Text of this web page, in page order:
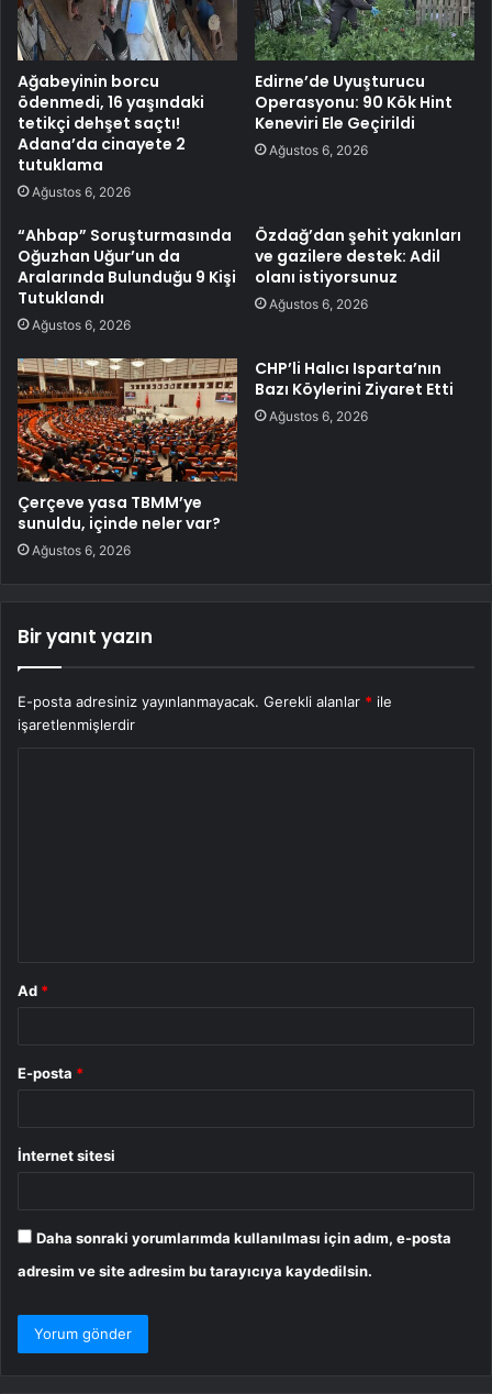
Ağabeyinin borcu
ödenmedi, 16 yaşındaki
tetikçi dehşet saçtı!
Adana’da cinayete 2
tutuklama
Ağustos 6, 2026
Edirne’de Uyuşturucu
Operasyonu: 90 Kök Hint
Keneviri Ele Geçirildi
Ağustos 6, 2026
“Ahbap” Soruşturmasında
Oğuzhan Uğur’un da
Aralarında Bulunduğu 9 Kişi
Tutuklandı
Ağustos 6, 2026
Özdağ’dan şehit yakınları
ve gazilere destek: Adil
olanı istiyorsunuz
Ağustos 6, 2026
Çerçeve yasa TBMM’ye
sunuldu, içinde neler var?
Ağustos 6, 2026
CHP’li Halıcı Isparta’nın
Bazı Köylerini Ziyaret Etti
Ağustos 6, 2026
Bir yanıt yazın
E-posta adresiniz yayınlanmayacak. Gerekli alanlar * ile
işaretlenmişlerdir
Ad *
E-posta *
İnternet sitesi
Daha sonraki yorumlarımda kullanılması için adım, e-posta
adresim ve site adresim bu tarayıcıya kaydedilsin.